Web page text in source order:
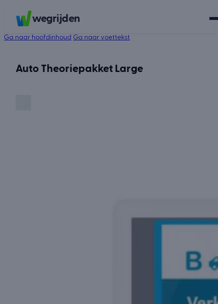
wegrijden
Ga naar hoofdinhoud Ga naar voettekst
Auto Theoriepakket Large